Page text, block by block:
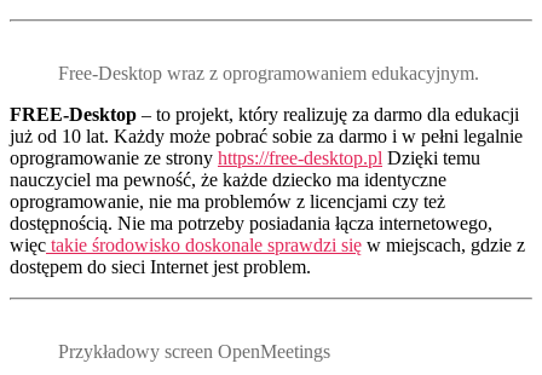
Free-Desktop wraz z oprogramowaniem edukacyjnym.
FREE-Desktop – to projekt, który realizuję za darmo dla edukacji
już od 10 lat. Każdy może pobrać sobie za darmo i w pełni legalnie
oprogramowanie ze strony https://free-desktop.pl Dzięki temu
nauczyciel ma pewność, że każde dziecko ma identyczne
oprogramowanie, nie ma problemów z licencjami czy też
dostępnością. Nie ma potrzeby posiadania łącza internetowego,
więc takie środowisko doskonale sprawdzi się w miejscach, gdzie z
dostępem do sieci Internet jest problem.
Przykładowy screen OpenMeetings